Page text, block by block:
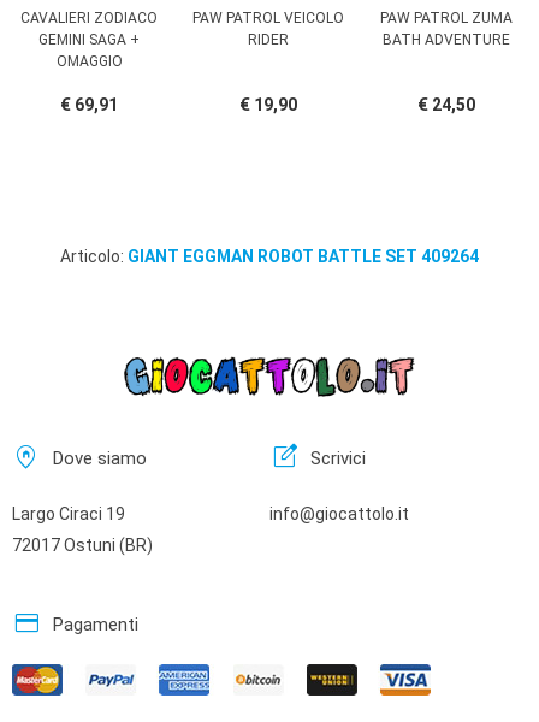
CAVALIERI ZODIACO
GEMINI SAGA +
OMAGGIO
€ 69,91
PAW PATROL VEICOLO
RIDER
€ 19,90
PAW PATROL ZUMA
BATH ADVENTURE
€ 24,50
Articolo: GIANT EGGMAN ROBOT BATTLE SET 409264
home_pin Dove siamo
Largo Ciraci 19
72017 Ostuni (BR)
edit_square Scrivici
info@giocattolo.it
credit_card Pagamenti